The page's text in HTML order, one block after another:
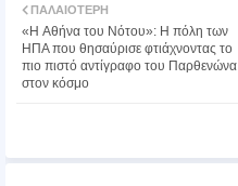
ter
ΠΑΛΑΙΌΤΕΡΗ
«H Αθήνα του Νότου»: Η πόλη των
ΗΠΑ που θησαύρισε φτιάχνοντας το
πιο πιστό αντίγραφο του Παρθενώνα
στον κόσμο